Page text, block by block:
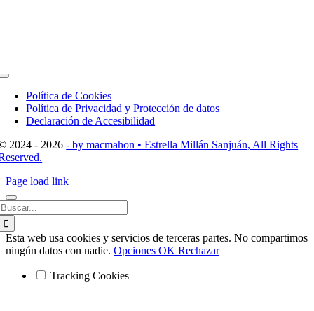
Toggle
NavigationPolítica de Cookies
Política de Privacidad y Protección de datos
Declaración de Accesibilidad
2024 - 2026- by macmahon • Estrella Millán Sanjuán, All Rights
Page load link
Esta web usa cookies y servicios de terceras partes. No compartimos
ningún datos con nadie. Opciones OK Rechazar
Tracking Cookies